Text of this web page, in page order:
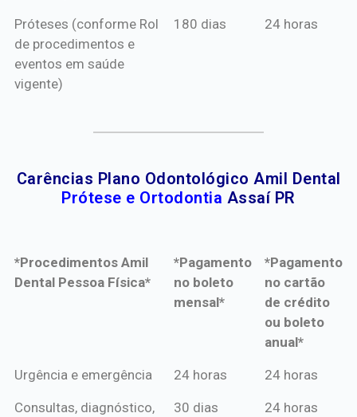
Próteses (conforme Rol
de procedimentos e
eventos em saúde
vigente)
180 dias 24 horas
Carências Plano Odontológico Amil Dental
Prótese e Ortodontia Assaí PR
*Procedimentos Amil
Dental Pessoa Física*
*Pagamento
no boleto
mensal*
*Pagamento
no cartão
de crédito
ou boleto
anual*
*Procedimentos Amil
*Pagamento
mensal*
*Pagamento
de crédito
Urgência e emergência 24 horas 24 horas
Consultas, diagnóstico,
30 dias 24 horas